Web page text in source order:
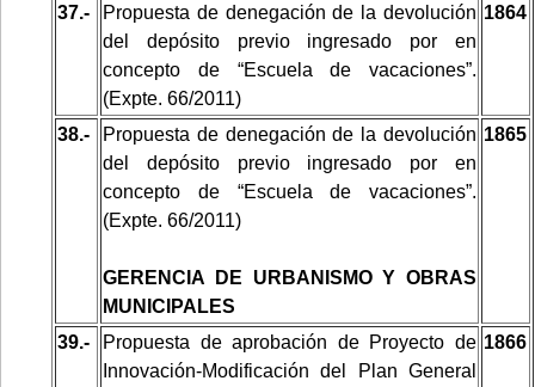
37.-
Propuesta de denegación de la devolución
del depósito previo ingresado por en
concepto de “Escuela de vacaciones”.
(Expte. 66/2011)
1864
38.-
Propuesta de denegación de la devolución
del depósito previo ingresado por en
concepto de “Escuela de vacaciones”.
(Expte. 66/2011)
GERENCIA DE URBANISMO Y OBRAS
MUNICIPALES
1865
39.-
Propuesta de aprobación de Proyecto de
Innovación-Modificación del Plan General
1866